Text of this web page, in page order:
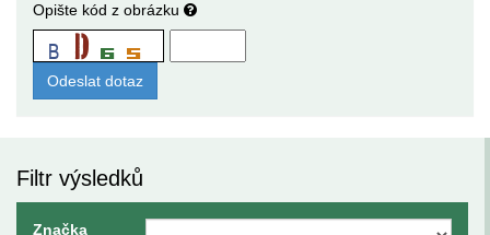
Opište kód z obrázku
Filtr výsledků
Značka